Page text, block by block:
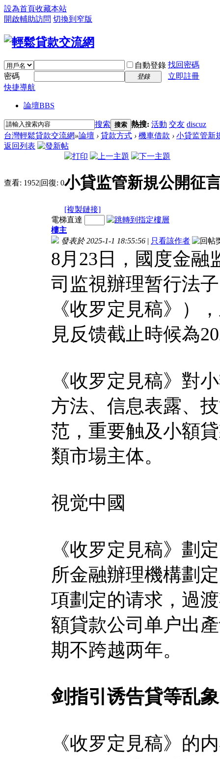
設為首頁收藏本站
開啟輔助訪問 切換到窄版
自動登錄 找回密碼
密碼
登錄
立即註冊
快捷導航
論壇BBS
搜索 搜索 熱搜: 活動 交友 discuz
台灣輕鬆貸款交流網»論壇 › 貸款方式 › 機車借款 › 小貸监管新
返回列表
查看: 1952|回復: 0小貸监管新規公開征
[複製鏈接]
電梯直達
樓主
發表於 2025-1-1 18:55:56 | 只看該作者
8月23日，國度金融
司监視辦理暂行法
《收罗定見稿》）
見反馈截止時候為
《收罗定見稿》對
方法、信息表露、
范，重要触及小額
類市場主体。
視觉中國
《收罗定見稿》劃
所金融辦理機構劃
項劃定的请求，過
額貸款公司单户出
期不跨越两年。
剑指引诱告貸等乱象
《收罗定見稿》的